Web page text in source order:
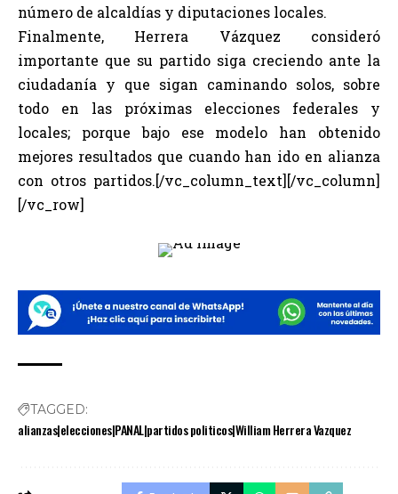
número de alcaldías y diputaciones locales.
Finalmente, Herrera Vázquez consideró
importante que su partido siga creciendo ante la
ciudadanía y que sigan caminando solos, sobre
todo en las próximas elecciones federales y
locales; porque bajo ese modelo han obtenido
mejores resultados que cuando han ido en alianza
con otros partidos.[/vc_column_text][/vc_column]
[/vc_row]
TAGGED:
alianzas|elecciones|PANAL|partidos politicos|William Herrera Vazquez